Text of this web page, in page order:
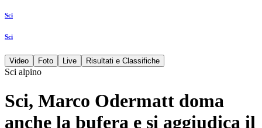
Sci
Sci
Video Foto Live Risultati e Classifiche
Sci alpino
Sci, Marco Odermatt doma
anche la bufera e si aggiudica il